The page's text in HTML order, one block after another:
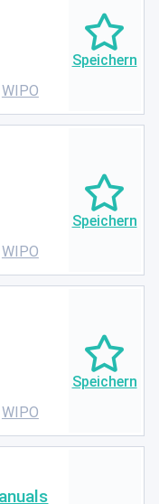
WIPO
WIPO
WIPO